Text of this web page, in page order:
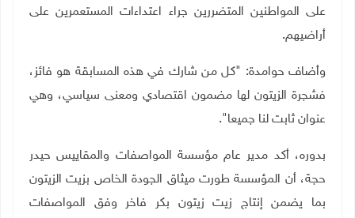
على المواطنين المتضررين جراء اعتداءات المستعمرين على
أراضيهم.
وأضاف حوامدة: "كل من شارك في هذه المسابقة هو فائز،
فشجرة الزيتون لها مضمون اقتصادي ومعنى سياسي، وهي
عنوان ثابت لنا جميعا".
بدوره، أكد مدير عام مؤسسة المواصفات والمقاييس حيدر
حجة، أن المؤسسة طورت ميثاق الجودة الخاص بزيت الزيتون
بما يضمن إنتاج زيت زيتون بكر فاخر وفق المواصفات